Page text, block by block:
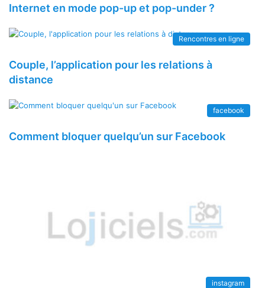
Internet en mode pop-up et pop-under ?
Rencontres en ligne
Couple, l’application pour les relations à
distance
facebook
Comment bloquer quelqu’un sur Facebook
instagram